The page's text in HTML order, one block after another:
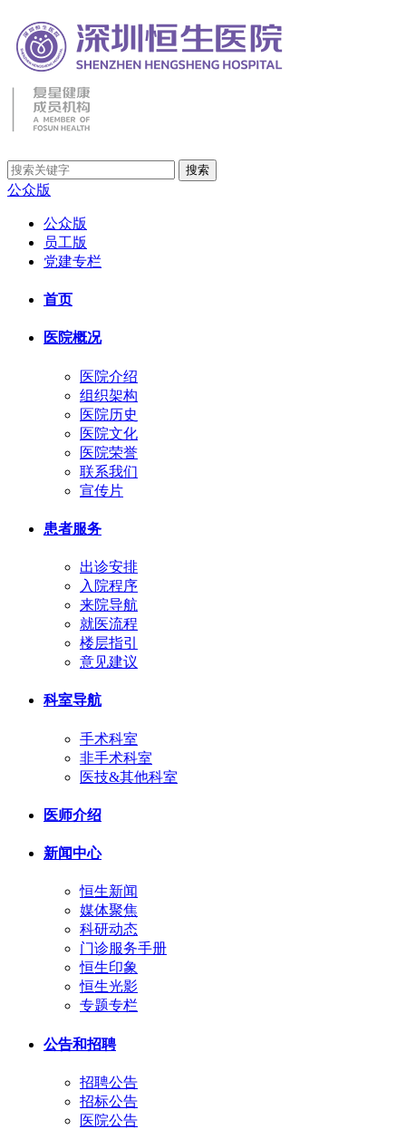
公众版
公众版
员工版
党建专栏
首页
医院概况
医院介绍
组织架构
医院历史
医院文化
医院荣誉
联系我们
宣传片
患者服务
出诊安排
入院程序
来院导航
就医流程
楼层指引
意见建议
科室导航
手术科室
非手术科室
医技&其他科室
医师介绍
新闻中心
恒生新闻
媒体聚焦
科研动态
门诊服务手册
恒生印象
恒生光影
专题专栏
公告和招聘
招聘公告
招标公告
医院公告